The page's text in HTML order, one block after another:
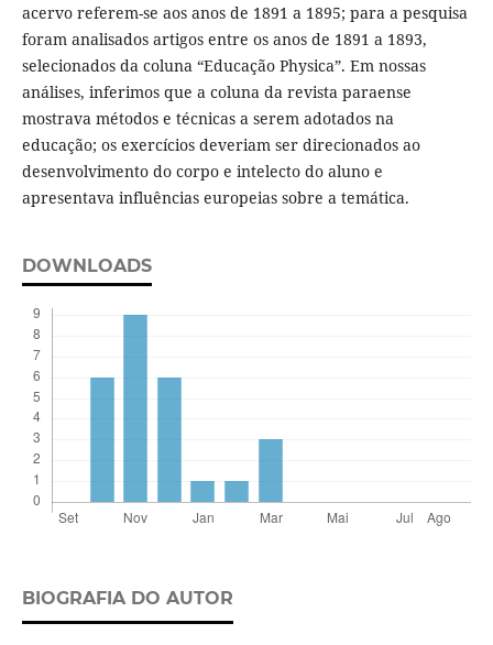
acervo referem-se aos anos de 1891 a 1895; para a pesquisa
foram analisados artigos entre os anos de 1891 a 1893,
selecionados da coluna “Educação Physica”. Em nossas
análises, inferimos que a coluna da revista paraense
mostrava métodos e técnicas a serem adotados na
educação; os exercícios deveriam ser direcionados ao
desenvolvimento do corpo e intelecto do aluno e
apresentava influências europeias sobre a temática.
DOWNLOADS
BIOGRAFIA DO AUTOR